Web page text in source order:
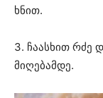
ხნით.
3. ჩაასხით რძე
მიღებამდე.